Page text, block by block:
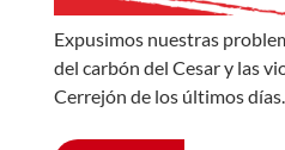
Expusimos nuestras
del carbón del Cesar y las
Cerrejón de los últimos días.